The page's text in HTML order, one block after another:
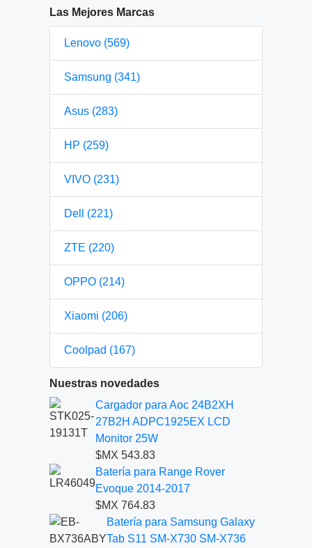
Las Mejores Marcas
Lenovo (569)
Samsung (341)
Asus (283)
HP (259)
VIVO (231)
Dell (221)
ZTE (220)
OPPO (214)
Xiaomi (206)
Coolpad (167)
Nuestras novedades
Cargador para Aoc 24B2XH
27B2H ADPC1925EX LCD
Monitor 25W
$MX 543.83
Batería para Range Rover
Evoque 2014-2017
$MX 764.83
Batería para Samsung Galaxy
Tab S11 SM-X730 SM-X736